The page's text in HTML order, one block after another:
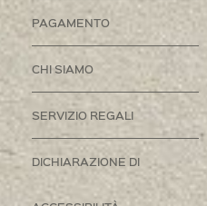
PAGAMENTO
CHI SIAMO
SERVIZIO REGALI
DICHIARAZIONE DI